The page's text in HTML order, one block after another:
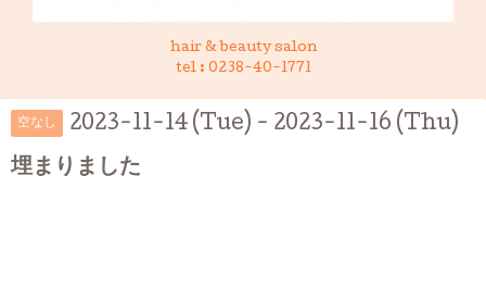
hair & beauty salon
tel : 0238-40-1771
空なし 2023-11-14 (Tue) - 2023-11-16 (Thu)
埋まりました